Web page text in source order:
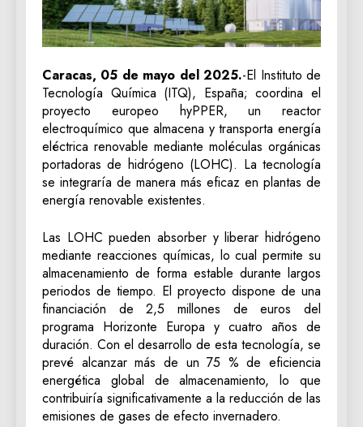
Caracas, 05 de mayo del 2025.-El Instituto de
Tecnología Química (ITQ), España; coordina el
proyecto europeo hyPPER, un reactor
electroquímico que almacena y transporta energía
eléctrica renovable mediante moléculas orgánicas
portadoras de hidrógeno (LOHC). La tecnología
se integraría de manera más eficaz en plantas de
energía renovable existentes.
Las LOHC pueden absorber y liberar hidrógeno
mediante reacciones químicas, lo cual permite su
almacenamiento de forma estable durante largos
periodos de tiempo. El proyecto dispone de una
financiación de 2,5 millones de euros del
programa Horizonte Europa y cuatro años de
duración. Con el desarrollo de esta tecnología, se
prevé alcanzar más de un 75 % de eficiencia
energética global de almacenamiento, lo que
contribuiría significativamente a la reducción de las
emisiones de gases de efecto invernadero.